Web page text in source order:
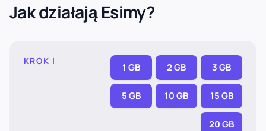
Jak działają Esimy?
KROK I
1 GB 2 GB 3 GB
5 GB 10 GB 15 GB
20 GB